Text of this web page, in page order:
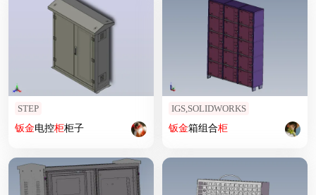
STEP
钣金电控柜柜子
IGS,SOLIDWORKS
钣金箱组合柜